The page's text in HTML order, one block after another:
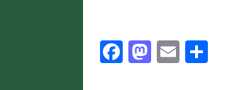
Facebook
Mastodon
Email